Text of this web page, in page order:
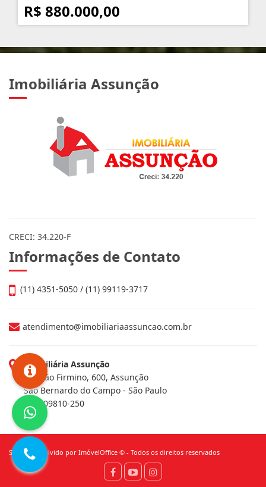
R$ 880.000,00
Imobiliária Assunção
CRECI: 34.220-F
Informações de Contato
(11) 4351-5050 / (11) 99119-3717
atendimento@imobiliariaassuncao.com.br
Imobiliária Assunção
Av. João Firmino, 600, Assunção
São Bernardo do Campo - São Paulo
CEP: 09810-250
Site desenvolvido por ImóvelOffice © - Todos os direitos reservados